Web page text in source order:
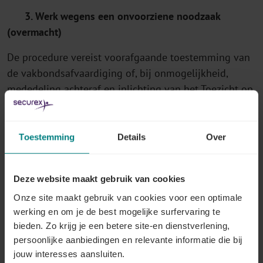
Toestemming Details Over
Deze website maakt gebruik van cookies
Onze site maakt gebruik van cookies voor een optimale
werking en om je de best mogelijke surfervaring te
bieden. Zo krijg je een betere site-en dienstverlening,
persoonlijke aanbiedingen en relevante informatie die bij
jouw interesses aansluiten.
3. Werk wegens een onvoorziene noodzaak
(overmacht)
De procedure vereist voorafgaande toestemming van
de vakbondsafvaardiging of, bij onmogelijkheid,
mededeling achteraf en inlichting van het Toezicht op
de sociale wetten.
4. Werkzaamheden van transport, laden en lossen
nageleefd is vastgelegd in de bij koninklijk besluit
vastgestelde voorwaarden.
5. Werken waarvan de uitvoeringstijd onzeker
is/goederen die zeer snel kunnen bederven(KB
nodig)